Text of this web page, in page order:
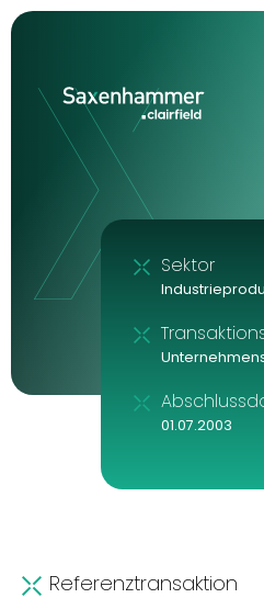
Referenztransaktion
Sektor
01.07.2003